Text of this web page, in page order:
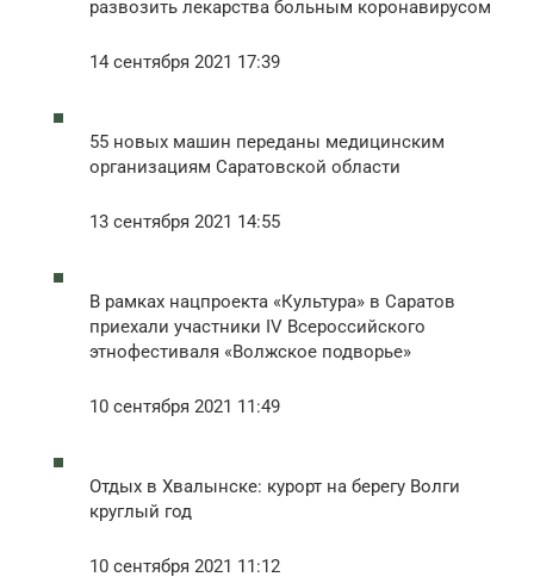
развозить лекарства больным коронавирусом
14 сентября 2021 17:39
55 новых машин переданы медицинским
организациям Саратовской области
13 сентября 2021 14:55
В рамках нацпроекта «Культура» в Саратов
приехали участники IV Всероссийского
этнофестиваля «Волжское подворье»
10 сентября 2021 11:49
Отдых в Хвалынске: курорт на берегу Волги
круглый год
10 сентября 2021 11:12